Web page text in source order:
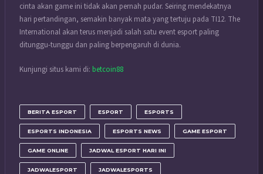
cinta akan game ini tidak akan pernah pudar. Seiring mendekatnya
hari pertandingan, semakin banyak mata yang tertuju pada TI12. The
International akan terus menjadi salah satu event esport paling
ditunggu-tunggu dan paling berpengaruh di dunia.
Kunjungi situs kami di: betcoin88
BERITA ESPORT ESPORT ESPORTS
ESPORTS INDONESIA ESPORTS NEWS GAME ESPORT
GAME ONLINE JADWAL ESPORT HARI INI
JADWALESPORT JADWALESPORTS